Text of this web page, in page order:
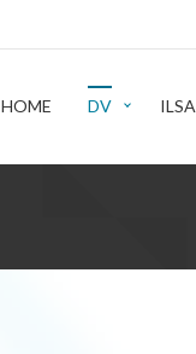
HOME DV ILSA